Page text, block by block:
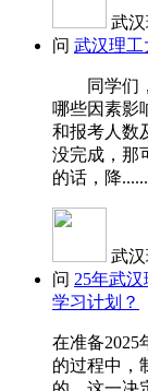
武
问 武汉理工
同学们，
哪些因素影
和报考人数
没完成，那
的话，降......
武
问 25年武
学习计划？
在准备2025
的过程中，